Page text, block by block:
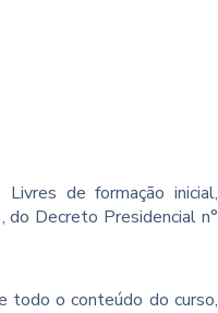
de formação inicial,
Decreto Presidencial n°
todo o conteúdo do curso,